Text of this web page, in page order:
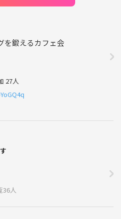
を鍛えるカフェ会
27人
36人